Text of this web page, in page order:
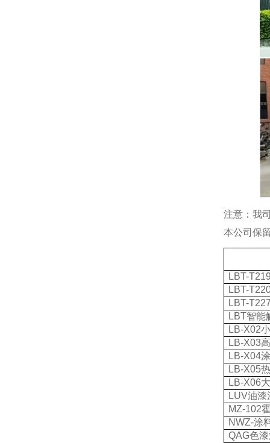
注意：我
本公司保
LBT-
LBT-
LBT-
LBT智能
LB-X02
LB-X03
LB-X04
LB-X05
LB-X06
LUV油漆
MZ-102
NWZ-涂
QAG色